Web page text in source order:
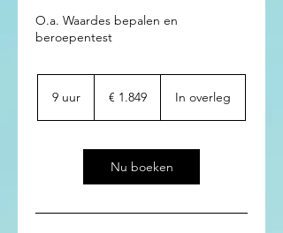
O.a. Waardes bepalen en
beroepentest
9 uur
r
€ 1.849 In overleg
Nu boeken